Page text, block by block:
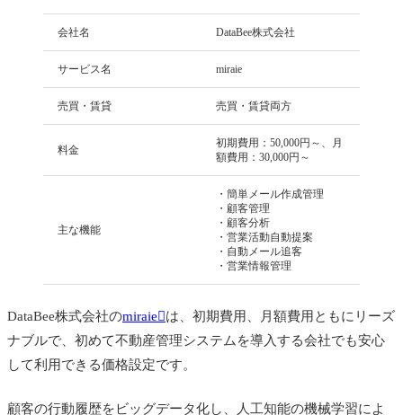
会社名 DataBee株式会社
サービス名 miraie
売買・賃貸 売買・賃貸両方
料金
初期費用：50,000円～、月
額費用：30,000円～
主な機能
・簡単メール作成管理
・顧客管理
・顧客分析
・営業活動自動提案
・自動メール追客
・営業情報管理
DataBee株式会社のmiraie
は、初期費用、月額費用ともにリーズ
ナブルで、初めて不動産管理システムを導入する会社でも安心
して利用できる価格設定です。
顧客の行動履歴をビッグデータ化し、人工知能の機械学習によ